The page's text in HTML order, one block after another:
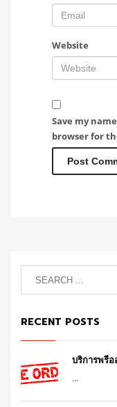
Website
Save my
browser for
RECENT POSTS
บริการพรีอ
...